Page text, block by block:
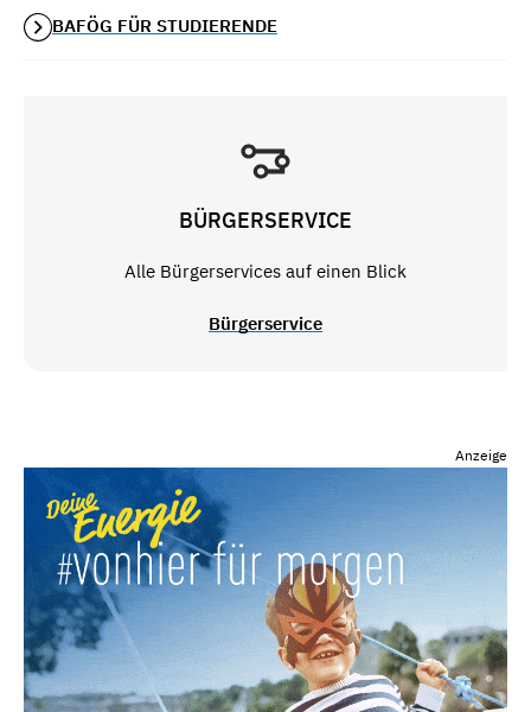
BAFÖG FÜR STUDIERENDE
BÜRGERSERVICE
Alle Bürgerservices auf einen Blick
Bürgerservice
Anzeige